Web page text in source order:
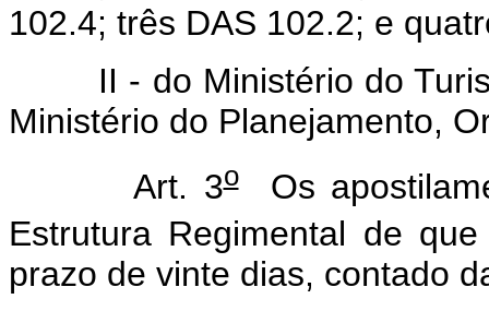
102.4; três DAS 102.2; e
II - do Ministério do
Ministério do Planejamento,
Art. 3oOs
Estrutura Regimental de
prazo de vinte dias, contado